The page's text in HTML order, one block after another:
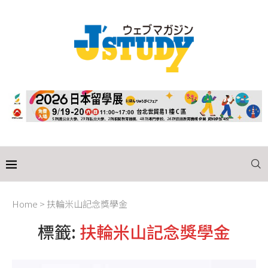
Home > 扶輪米山記念獎學金
標籤: 扶輪米山記念獎學金